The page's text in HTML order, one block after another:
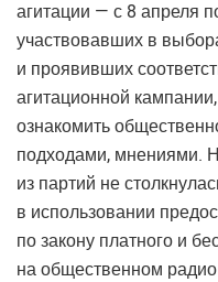
агитации — с 8 апреля
участвовавших в
и проявивших
агитационной
ознакомить
подходами, мнениями.
из партий не
в использовании
по закону платного и
на общественном